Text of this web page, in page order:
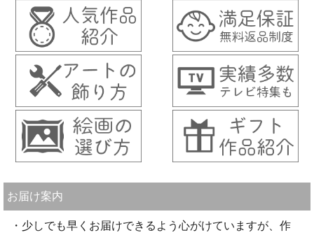
お届け案内
・少しでも早くお届けできるよう心がけていますが、作